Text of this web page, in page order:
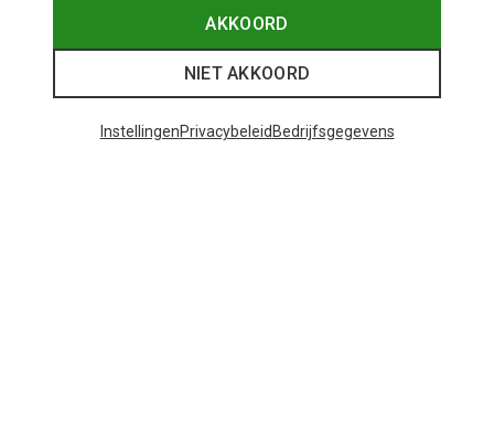
AKKOORD
NIET AKKOORD
InstellingenPrivacybeleid Bedrijfsgegevens